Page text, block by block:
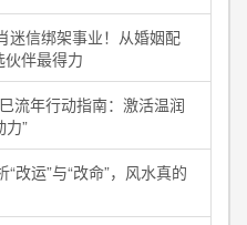
迷信绑架事业！从婚姻配
伴最得力
流年行动指南：激活温润
力”
改运”与“改命”，风水真的